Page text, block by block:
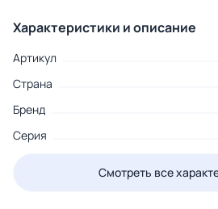
Характеристики и описание
Артикул
Страна
Бренд
Серия
Смотреть все